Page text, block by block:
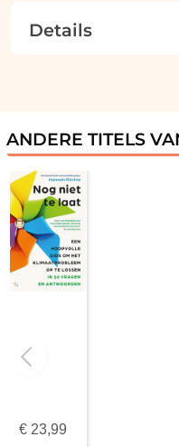
Details
ANDERE TITELS
€23,99